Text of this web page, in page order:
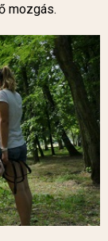
mozgás.